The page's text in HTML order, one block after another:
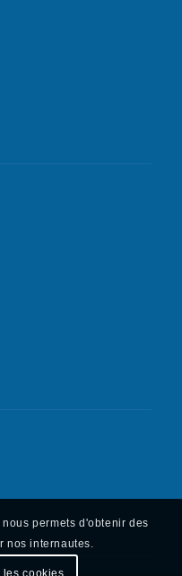
permets d'obtenir des
nos internautes.
les cookies